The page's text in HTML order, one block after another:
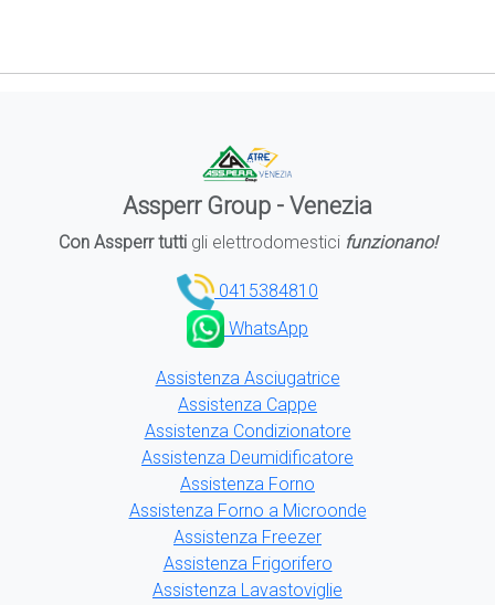
Assperr Group - Venezia
Con Assperr tuttigli elettrodomestici funzionano!
0415384810
WhatsApp
Assistenza Asciugatrice
Assistenza Cappe
Assistenza Condizionatore
Assistenza Deumidificatore
Assistenza Forno
Assistenza Forno a Microonde
Assistenza Freezer
Assistenza Frigorifero
Assistenza Lavastoviglie